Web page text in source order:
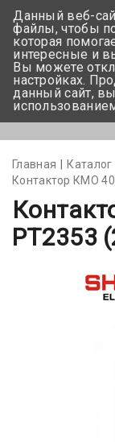
Главная Каталог
Контактор КМО
РТ2353
Данный веб-
файлы, чтобы
которая
интересные и
Вы можете
настройках.
данный сайт,